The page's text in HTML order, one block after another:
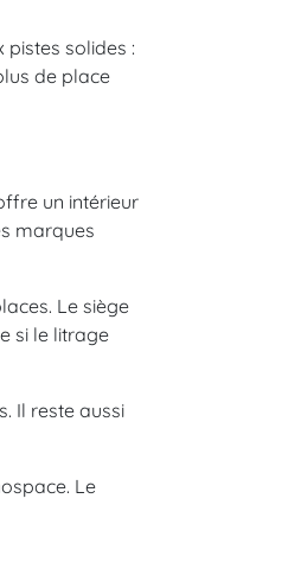
solides :
de place
un intérieur
marques
Le siège
si le litrage
Il reste aussi
Le